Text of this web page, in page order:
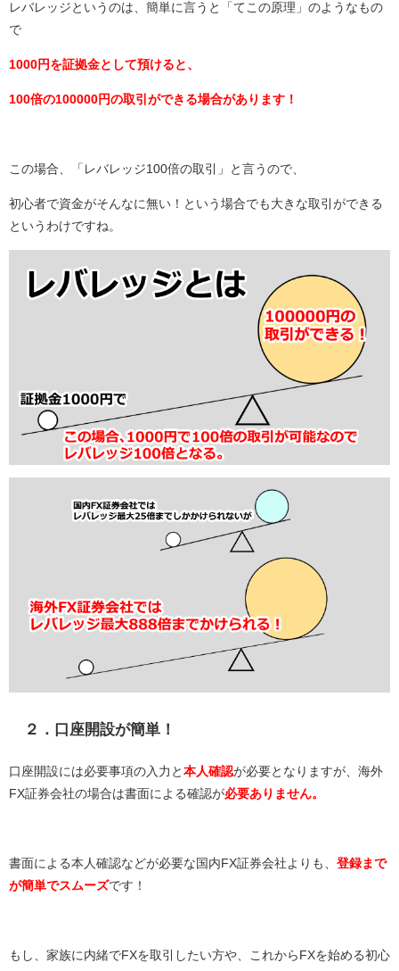
レバレッジというのは、簡単に言うと「てこの原理」のようなもの
で
1000円を証拠金として預けると、
100倍の100000円の取引ができる場合があります！
この場合、「レバレッジ100倍の取引」と言うので、
初心者で資金がそんなに無い！という場合でも大きな取引ができる
というわけですね。
２．口座開設が簡単！
口座開設には必要事項の入力と 本人確認が必要となりますが、海外
FX証券会社の場合は書面による確認が必要ありません。
書面による本人確認などが必要な国内FX証券会社よりも、 登録まで
が簡単でスムーズです！
もし、家族に内緒でFXを取引したい方や、これからFXを始める初心